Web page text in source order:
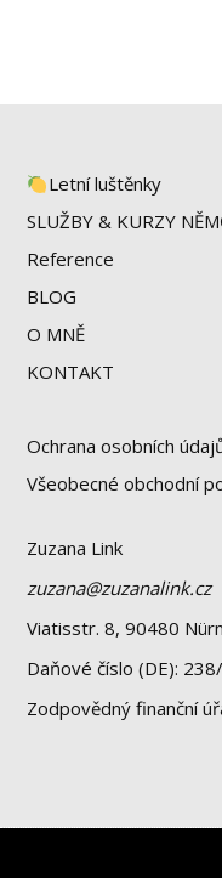
Letní luštěnky
SLUŽBY & KURZY
Reference
BLOG
O MNĚ
KONTAKT
Ochrana osobních
Všeobecné obchodní
Zuzana Link
zuzana@zuzanalink.cz
Viatisstr. 8, 90480
Daňové číslo (DE):
Zodpovědný finanční